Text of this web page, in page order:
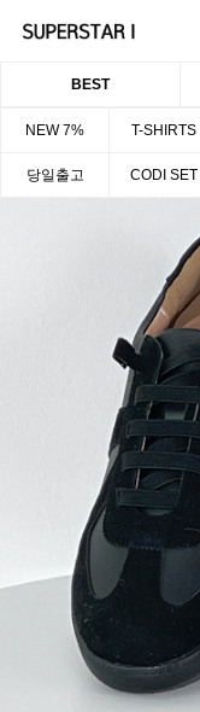
BEST
NEW 7% T-SHIRTS
당일출고 CODI SET